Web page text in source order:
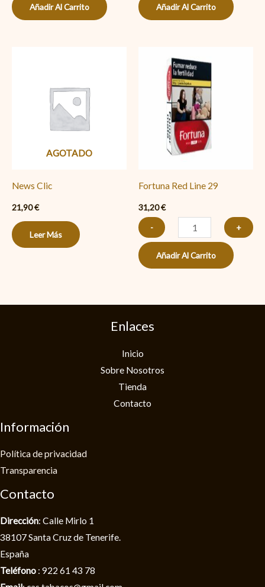
Añadir Al Carrito Añadir Al Carrito
AGOTADO
News Clic
21,90€
Leer Más
Fortuna Red Line 29
31,20€
-
Red
Line
29
cantidad
+
Añadir Al Carrito
Enlaces
Inicio
Sobre Nosotros
Tienda
Contacto
Información
Política de privacidad​
Transparencia
Contacto
Dirección: Calle Mirlo 1
38107 Santa Cruz de Tenerife.
España
Teléfono : 922 61 43 78